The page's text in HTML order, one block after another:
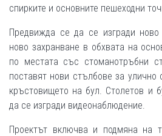
спирките и основните пешеходни
Предвижда се да се изгради ново
ново захранване в обхвата на
по местата със стоманотръбни
поставят нови стълбове за улично
кръстовището на бул. Столетов и
да се изгради видеонаблюдение.
Проектът включва и подмяна на